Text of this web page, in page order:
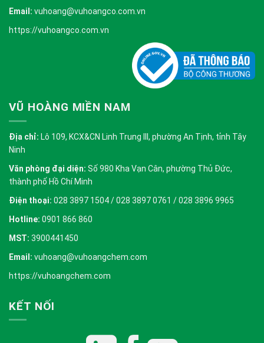
Email: vuhoang@vuhoangco.com.vn
https://vuhoangco.com.vn
VŨ HOÀNG MIỀN NAM
Địa chỉ: Lô 109, KCX&CN Linh Trung III, phường An Tịnh, tỉnh Tây
Ninh
Văn phòng đại diện: Số 980 Kha Vạn Cân, phường Thủ Đức,
thành phố Hồ Chí Minh
Điện thoại: 028 3897 1504 / 028 3897 0761 / 028 3896 9965
Hotline: 0901 866 860
MST: 3900441450
Email: vuhoang@vuhoangchem.com
https://vuhoangchem.com
KẾT NỐI